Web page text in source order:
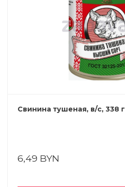
Свинина тушеная, в/с, 338 г
6,49 BYN